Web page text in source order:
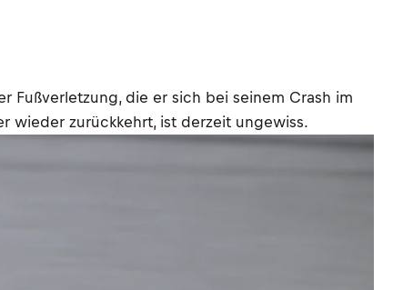
Fußverletzung, die er sich bei seinem Crash im
wieder zurückkehrt, ist derzeit ungewiss.